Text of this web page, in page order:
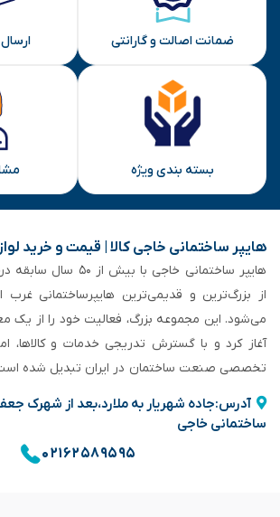
ضمانت اصالت و گارانتی
بسته بندی ویژه
هایپر ساختمانی خاجی‌ کالا | قیمت و خرید
هایپر ساختمانی خاجی‌ با
از بزرگ‌ترین و قدیمی‌ترین هایپرساختمانی‌ غرب
می‌شود. این مجموعه بزرگ، فعالیت خود را از یک
آغاز کرد و با گسترش تدریجی خدمات و کالاها،
تخصصی صنعت ساختمان در ایران تبدیل شده
آدرس:جاده شهریار به ملارد،بعد از شهرک
ساختمانی خاجی
۰۲۱۶۲۵۸۹۵۹۵